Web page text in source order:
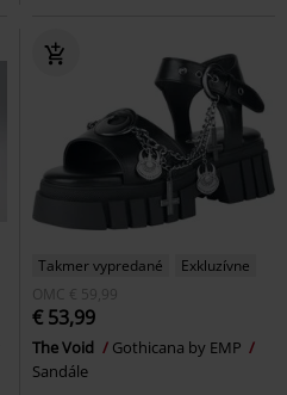
Takmer vypredané
Exkluzívne
OMC € 59,99
€ 53,99
The Void
Gothicana by EMP
Sandále